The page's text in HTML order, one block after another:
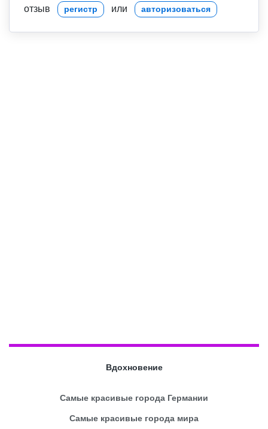
отзыв
регистр или авторизоваться
Вдохновение
Самые красивые города Германии
Самые красивые города мира